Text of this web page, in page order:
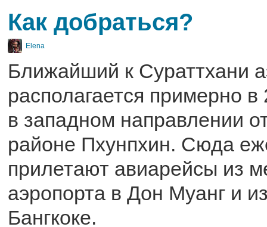
Как добраться?
Elena
Ближайший к Сураттхани
располагается примерно
в западном направлении
районе Пхунпхин. Сюда
прилетают авиарейсы из
аэропорта в Дон Муанг и
Бангкоке.